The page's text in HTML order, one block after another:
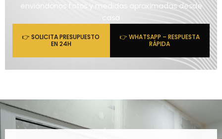
enviándonos fotos y medidas aproximadas desde
casa
👉 SOLICITA PRESUPUESTO
EN 24H
👉 WHATSAPP – RESPUESTA
RÁPIDA